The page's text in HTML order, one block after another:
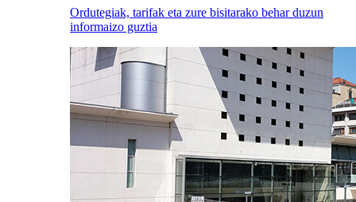
Ordutegiak, tarifak eta zure bisitarako behar duzun
informaizo guztia